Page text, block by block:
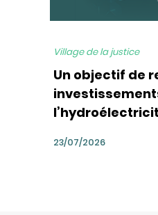
Village de la justice
Un objectif de
23/07/2026